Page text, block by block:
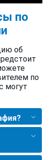
по
об
по
могут